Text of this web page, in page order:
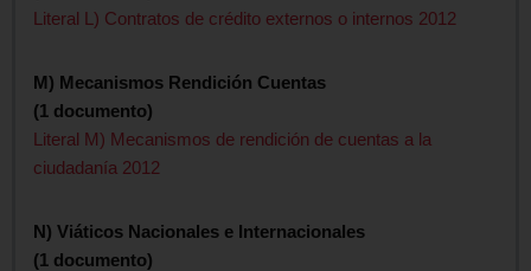
Literal L) Contratos de crédito externos o internos 2012
M) Mecanismos Rendición Cuentas
(1 documento)
Literal M) Mecanismos de rendición de cuentas a la
ciudadanía 2012
N) Viáticos Nacionales e Internacionales
(1 documento)